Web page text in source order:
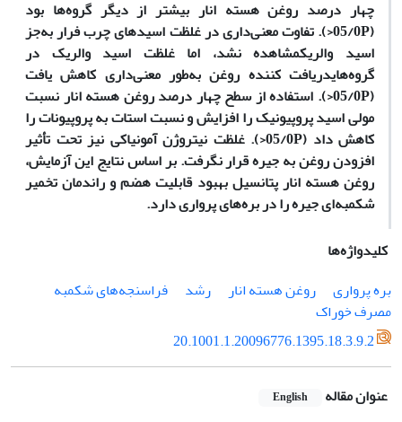
چهار درصد روغن هسته انار بیشتر از دیگر گروه‌ها بود
(05/0P<). تفاوت معنی‌داری در غلظت اسیدهای چرب فرار به‌جز
اسید والریکمشاهده نشد، اما غلظت اسید والریک در
گروه‌هایدریافت کننده روغن به‌طور معنی‌داری کاهش یافت
(05/0P<). استفاده از سطح چهار درصد روغن هسته انار نسبت
مولی اسید پروپیونیک را افزایش و نسبت استات به پروپیونات را
کاهش داد (05/0P<). غلظت نیتروژن آمونیاکی نیز تحت تأثیر
افزودن روغن به جیره قرار نگرفت. بر اساس نتایج این آزمایش،
روغن هسته انار پتانسیل بهبود قابلیت هضم و راندمان تخمیر
شکمبه‌ای جیره‌ را در بره‌های پرواری دارد.
کلیدواژه‌ها
بره پرواری
روغن هسته انار رشد
فراسنجه‌های شکمبه
مصرف خوراک
20.1001.1.20096776.1395.18.3.9.2
عنوان مقاله English